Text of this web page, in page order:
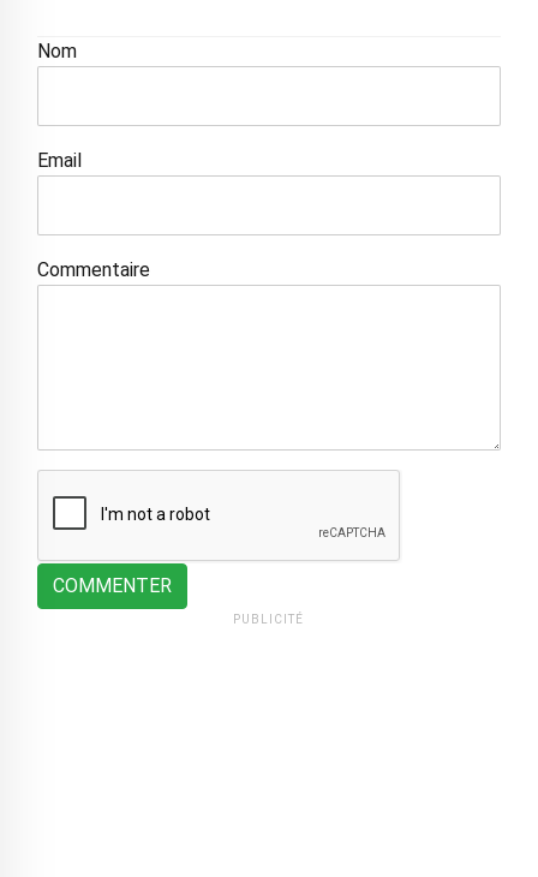
Nom
Email
Commentaire
COMMENTER
PUBLICITÉ